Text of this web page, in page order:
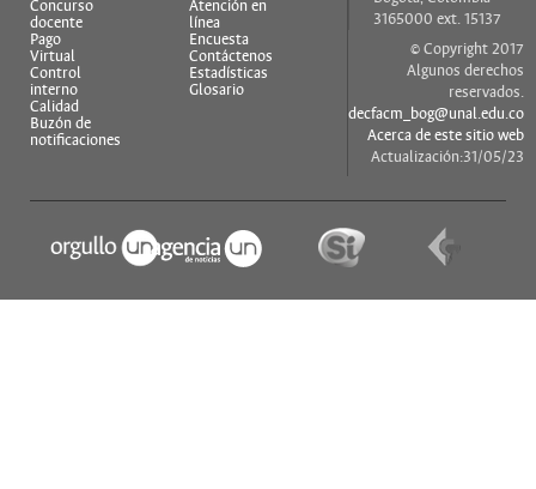
Concurso
docente
Pago
Virtual
Control
interno
Calidad
Buzón de
notificaciones
Atención en
línea
Encuesta
Contáctenos
Estadísticas
Glosario
3165000 ext. 15137
© Copyright 2017
Algunos derechos
reservados.
decfacm_bog@unal.edu.co
Acerca de este sitio web
Actualización:31/05/23